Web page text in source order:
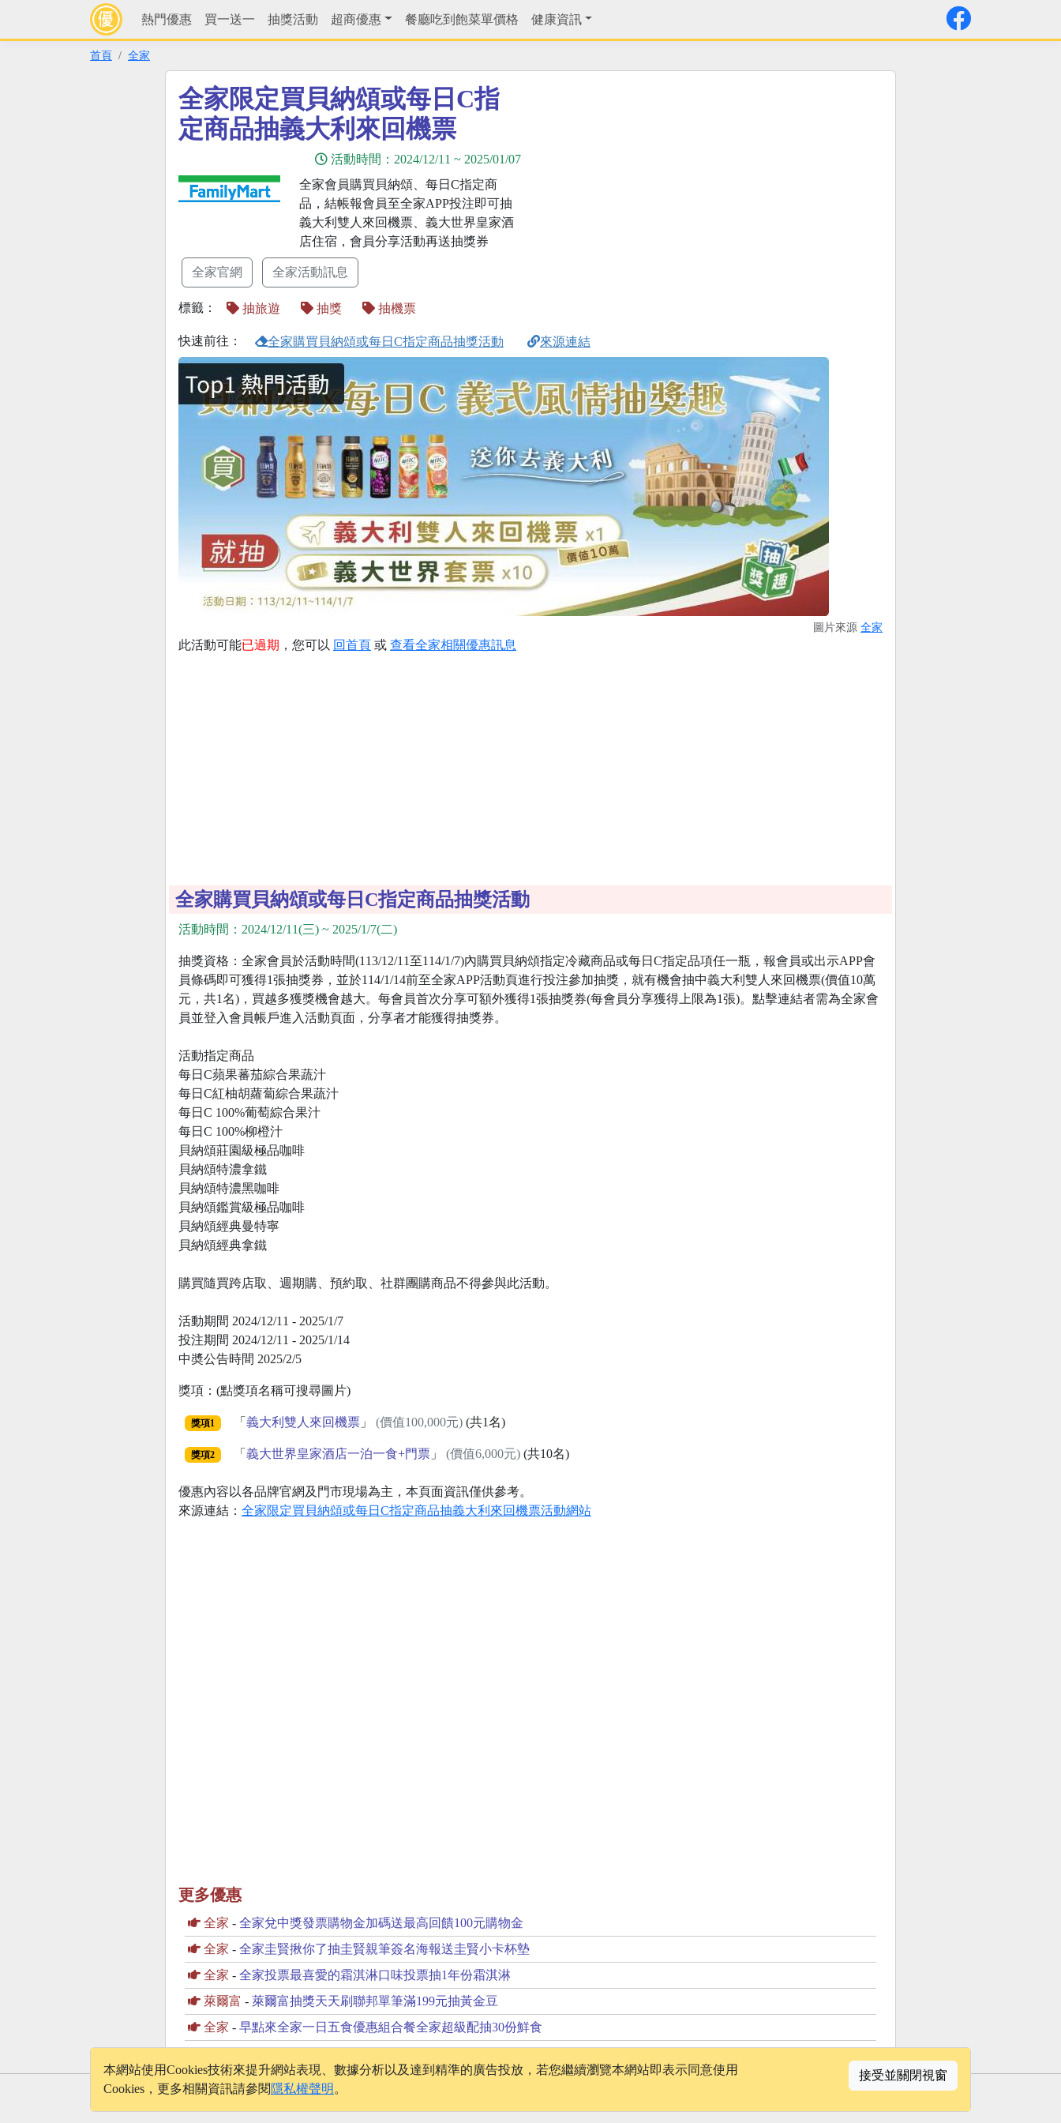
熱門優惠 買一送一 抽獎活動 超商優惠 餐廳吃到飽菜單價格 健康資訊
首頁 全家
全家限定買貝納頌或每日C指
定商品抽義大利來回機票
活動時間： 2024/12/11 ~ 2025/01/07
全家會員購買貝納頌、每日C指定商
品，結帳報會員至全家APP投注即可抽
義大利雙人來回機票、義大世界皇家酒
店住宿，會員分享活動再送抽獎券
全家官網 全家活動訊息
標籤： 抽旅遊 抽獎 抽機票
快速前往： 全家購買貝納頌或每日C指定商品抽獎活動 來源連結
圖片來源 全家
此活動可能已過期 ，您可以 回首頁 或 查看全家相關優惠訊息
全家購買貝納頌或每日C指定商品抽獎活動
活動時間：2024/12/11(三) ~ 2025/1/7(二)
抽獎資格：全家會員於活動時間(113/12/11至114/1/7)內購買貝納頌指定冷藏商品或每日C指定品項任一瓶，報會員或出示APP會
員條碼即可獲得1張抽獎券，並於114/1/14前至全家APP活動頁進行投注參加抽獎，就有機會抽中義大利雙人來回機票(價值10萬
元，共1名)，買越多獲獎機會越大。每會員首次分享可額外獲得1張抽獎券(每會員分享獲得上限為1張)。點擊連結者需為全家會
員並登入會員帳戶進入活動頁面，分享者才能獲得抽獎券。
活動指定商品
每日C蘋果蕃茄綜合果蔬汁
每日C紅柚胡蘿蔔綜合果蔬汁
每日C 100%葡萄綜合果汁
每日C 100%柳橙汁
貝納頌莊園級極品咖啡
貝納頌特濃拿鐵
貝納頌特濃黑咖啡
貝納頌鑑賞級極品咖啡
貝納頌經典曼特寧
貝納頌經典拿鐵
購買隨買跨店取、週期購、預約取、社群團購商品不得參與此活動。
活動期間 2024/12/11 - 2025/1/7
投注期間 2024/12/11 - 2025/1/14
中奬公告時間 2025/2/5
獎項：(點獎項名稱可搜尋圖片)
獎項1 「 義大利雙人來回機票」 (價值100,000元)(共1名)
獎項2 「 義大世界皇家酒店一泊一食+門票」 (價值6,000元)(共10名)
優惠內容以各品牌官網及門市現場為主，本頁面資訊僅供參考。
來源連結： 全家限定買貝納頌或每日C指定商品抽義大利來回機票活動網站
更多優惠
全家 - 全家兌中獎發票購物金加碼送最高回饋100元購物金
全家 - 全家圭賢揪你了抽圭賢親筆簽名海報送圭賢小卡杯墊
全家 - 全家投票最喜愛的霜淇淋口味投票抽1年份霜淇淋
萊爾富 - 萊爾富抽獎天天刷聯邦單筆滿199元抽黃金豆
全家 - 早點來全家一日五食優惠組合餐全家超級配抽30份鮮食
© 2026 - onelife.tw
本網站使用Cookies技術來提升網站表現、數據分析以及達到精準的廣告投放，若您繼續瀏覽本網站即表示同意使用
Cookies，更多相關資訊請參閱 隱私權聲明 。
接受並關閉視窗